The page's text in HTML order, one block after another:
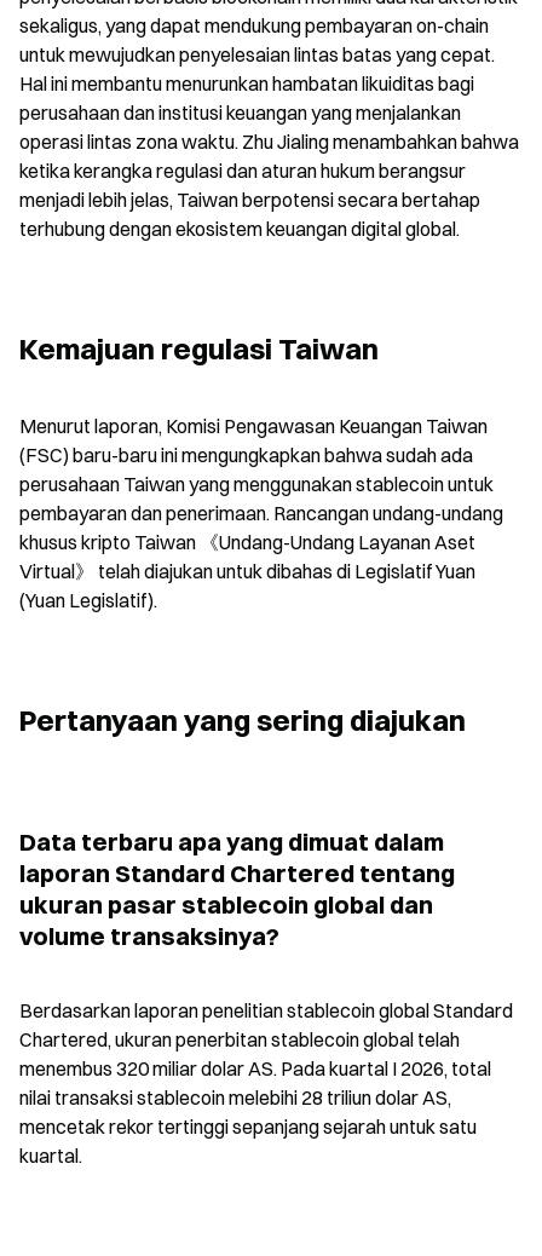
sekaligus, yang dapat mendukung pembayaran on-chain
untuk mewujudkan penyelesaian lintas batas yang cepat.
Hal ini membantu menurunkan hambatan likuiditas bagi
perusahaan dan institusi keuangan yang menjalankan
operasi lintas zona waktu. Zhu Jialing menambahkan bahwa
ketika kerangka regulasi dan aturan hukum berangsur
menjadi lebih jelas, Taiwan berpotensi secara bertahap
terhubung dengan ekosistem keuangan digital global.
Kemajuan regulasi Taiwan
Menurut laporan, Komisi Pengawasan Keuangan Taiwan
(FSC) baru-baru ini mengungkapkan bahwa sudah ada
perusahaan Taiwan yang menggunakan stablecoin untuk
pembayaran dan penerimaan. Rancangan undang-undang
khusus kripto Taiwan 《Undang-Undang Layanan Aset
Virtual》 telah diajukan untuk dibahas di Legislatif Yuan
(Yuan Legislatif).
Pertanyaan yang sering diajukan
Data terbaru apa yang dimuat dalam
laporan Standard Chartered tentang
ukuran pasar stablecoin global dan
volume transaksinya?
Berdasarkan laporan penelitian stablecoin global Standard
Chartered, ukuran penerbitan stablecoin global telah
menembus 320 miliar dolar AS. Pada kuartal I 2026, total
nilai transaksi stablecoin melebihi 28 triliun dolar AS,
mencetak rekor tertinggi sepanjang sejarah untuk satu
kuartal.